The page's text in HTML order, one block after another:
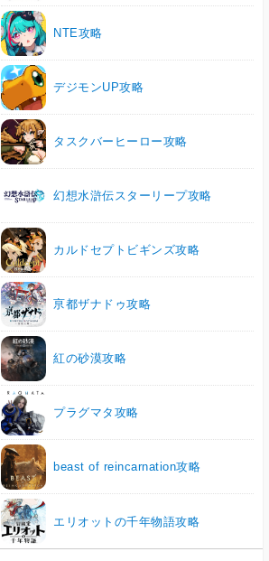
NTE攻略
デジモンUP攻略
タスクバーヒーロー攻略
幻想水滸伝スターリープ攻略
カルドセプトビギンズ攻略
亰都ザナドゥ攻略
紅の砂漠攻略
プラグマタ攻略
beast of reincarnation攻略
エリオットの千年物語攻略